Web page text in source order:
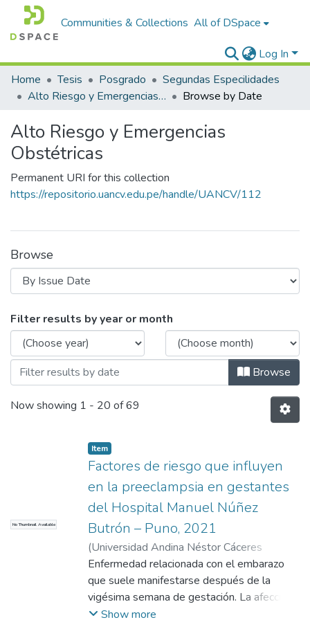
Communities & Collections All of DSpace
Log In
Home
Tesis Posgrado
Segundas Especilidades
Alto Riesgo y Emergencias Obstétricas
Browse by Date
Alto Riesgo y Emergencias
Obstétricas
Permanent URI for this collection
https://repositorio.uancv.edu.pe/handle/UANCV/112
Browse
Browsing Alto Riesgo y
Filter results by year or month
Browse
Now showing 1 - 20 of 69
No Thumbnail Available
Item
Factores de riesgo que influyen
en la preeclampsia en gestantes
del Hospital Manuel Núñez
Butrón – Puno, 2021
(Universidad Andina Néstor Cáceres
Velásquez,2022)Apaza Serrano, Hilda;
Universidad Andina Néstor Cáceres
Velásquez
Enfermedad relacionada con el embarazo
que suele manifestarse después de la
vigésima semana de gestación. La afección
se caracteriza por un aumento de la presión
Show more